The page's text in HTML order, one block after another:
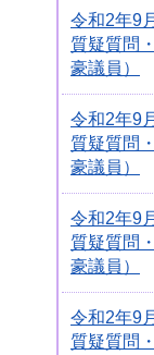
令和2年9
質疑質問
豪議員）
令和2年9
質疑質問
豪議員）
令和2年9
質疑質問
豪議員）
令和2年9
質疑質問